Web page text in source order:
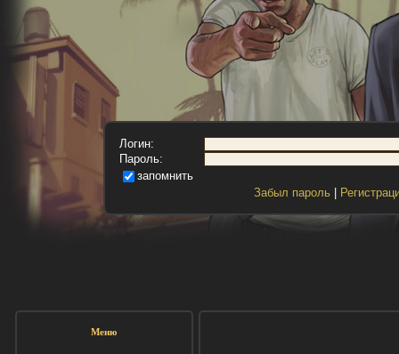
Логин:
Пароль:
запомнить
Забыл пароль|
Меню